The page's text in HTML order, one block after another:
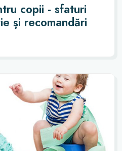
copii - sfaturi
și recomandări